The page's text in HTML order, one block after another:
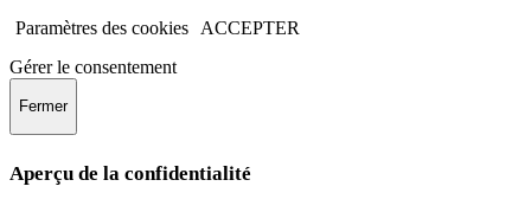
Paramètres des cookies
ACCEPTER
Gérer le consentement
Fermer
Aperçu de la confidentialité